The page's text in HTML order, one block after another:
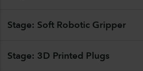
Stage: Soft Robotic Gripper
Stage: 3D Printed Plugs